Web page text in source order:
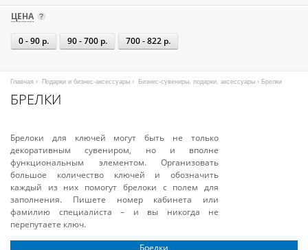
ЦЕНА
0 - 90 р. 90 - 700 р. 700 - 822 р.
Главная › Подарки и бизнес-аксессуары › Бизнес-сувениры, подарки, аксессуары › Брелки
БРЕЛКИ
Брелоки для ключей могут быть не только
декоративным сувениром, но и вполне
функциональным элементом. Организовать
большое количество ключей и обозначить
каждый из них помогут брелоки с полем для
заполнения. Пишете номер кабинета или
фамилию специалиста – и вы никогда не
перепутаете ключ.
Брелки